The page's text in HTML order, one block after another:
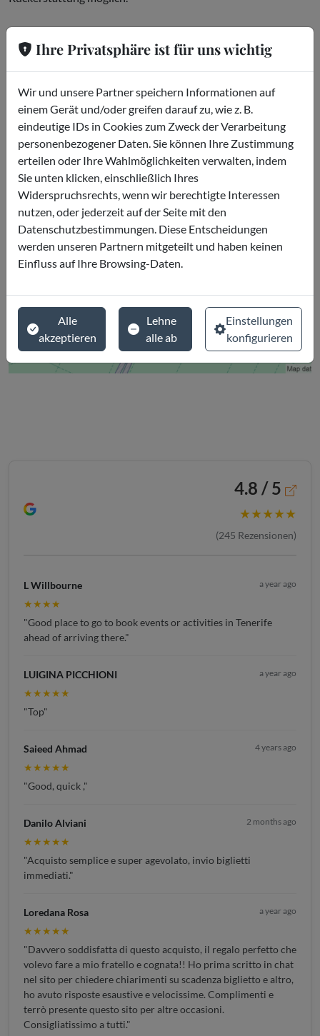
Wo ist es
4.8 / 5
★★★★★
(245 Rezensionen)
L Willbourne a year ago
★★★★
"Good place to go to book events or activities in Tenerife
ahead of arriving there."
LUIGINA PICCHIONI a year ago
★★★★★
"Top"
Saieed Ahmad 4 years ago
★★★★★
"Good, quick ,"
Danilo Alviani 2 months ago
★★★★★
"Acquisto semplice e super agevolato, invio biglietti
immediati."
Loredana Rosa a year ago
★★★★★
"Davvero soddisfatta di questo acquisto, il regalo perfetto che
volevo fare a mio fratello e cognata!! Ho prima scritto in chat
nel sito per chiedere chiarimenti su scadenza biglietto e altro,
ho avuto risposte esaustive e velocissime. Complimenti e
terrò presente questo sito per altre occasioni.
Consigliatissimo a tutti."
Ihre Privatsphäre ist für uns wichtig
Wir und unsere Partner speichern Informationen auf
einem Gerät und/oder greifen darauf zu, wie z. B.
eindeutige IDs in Cookies zum Zweck der Verarbeitung
personenbezogener Daten. Sie können Ihre Zustimmung
erteilen oder Ihre Wahlmöglichkeiten verwalten, indem
Sie unten klicken, einschließlich Ihres
Widerspruchsrechts, wenn wir berechtigte Interessen
nutzen, oder jederzeit auf der Seite mit den
Datenschutzbestimmungen. Diese Entscheidungen
werden unseren Partnern mitgeteilt und haben keinen
Einfluss auf Ihre Browsing-Daten.
Alle
akzeptieren
Lehne
alle ab
Einstellungen
konfigurieren